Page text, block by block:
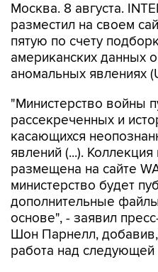
Москва. 8 августа.
разместил на своем
пятую по счету
американских данных
аномальных явлениях
"Министерство войны
рассекреченных и
касающихся
явлений (...).
размещена на сайте
министерство будет
дополнительные
основе", - заявил
Шон Парнелл,
работа над